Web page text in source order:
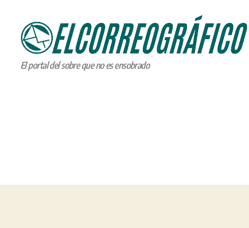
ELCORREOGRÁFICO
El portal del sobre que no es ensobrado